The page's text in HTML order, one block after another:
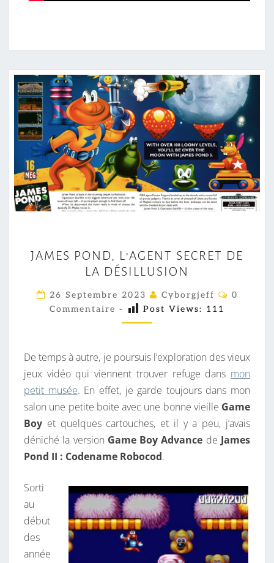
A
M
E
S
P
N
D
,
L
’
A
G
N
T
S
E
JAMES POND, L’AGENT SECRET DE
LA DÉSILLUSION
26 Septembre 2023 Cyborgjeff
C
A
I
R
E
0
Commentaire - Post Views: 111
De temps à autre, je poursuis l’exploration des vieux
jeux vidéo qui viennent trouver refuge dans mon
petit musée. En effet, je garde toujours dans mon
salon une petite boite avec une bonne vieille Game
Boy et quelques cartouches, et il y a peu, j’avais
déniché la version Game Boy Advance de James
Pond II : Codename Robocod.
Sorti
au
début
des
année